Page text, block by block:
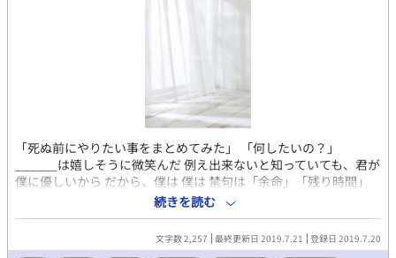
「死ぬ前にやりたい事をまとめてみた」 「何したいの？」
______は嬉しそうに微笑んだ 例え出来ないと知っていても、君が
僕に優しいから だから、僕は 僕は 禁句は「余命」「残り時間」
例え死ぬとしても"今"を続けたい "もしかしたら"を祈ってしまう
"病弱だと気づかないフリする"年下幼馴染 × "病弱に見せない"年
上幼馴染 純愛BLストーリー 一度書いた作品を書き直したもので
す、多少設定が違う箇所があります よろしくお願いします
続きを読む
文字数 2,257 最終更新日 2019.7.21 登録日 2019.7.20